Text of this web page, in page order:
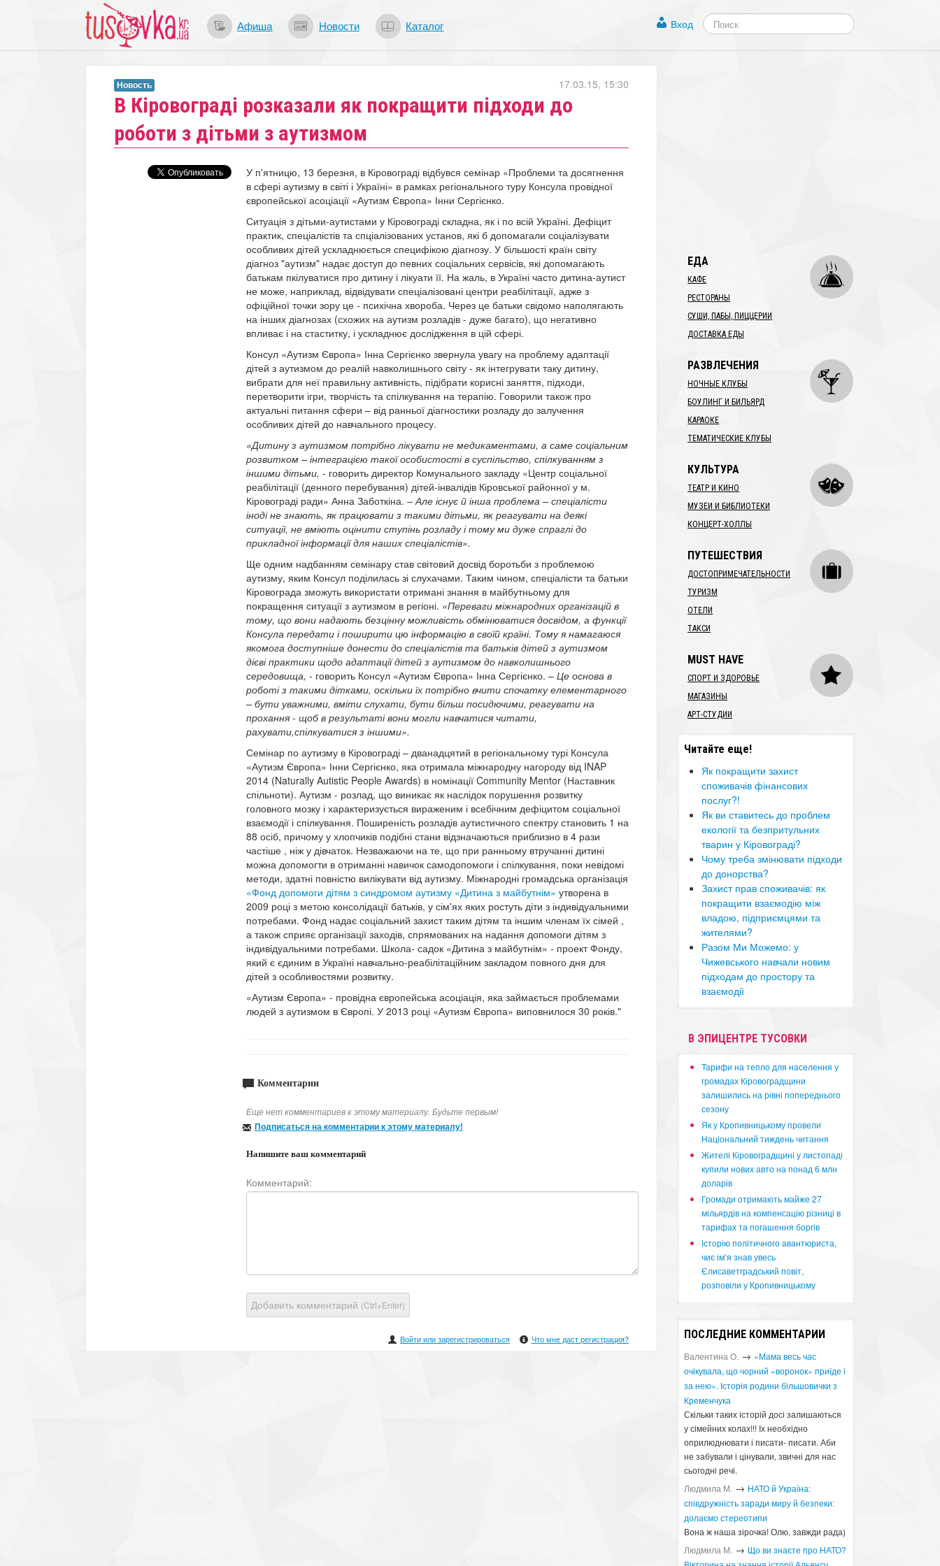
Афиша Новости Каталог Вход
В Кіровограді розказали як покращити підходи до
роботи з дітьми з аутизмом
17.03.15, 15:30
Новость
У п'ятницю, 13 березня, в Кіровограді відбувся семінар «Проблеми та досягнення
в сфері аутизму в світі і Україні» в рамках регіонального туру Консула провідної
європейської асоціації «Аутизм Європа» Інни Сергієнко.
Ситуація з дітьми-аутистами у Кіровограді складна, як і по всій Україні. Дефіцит
практик, спеціалістів та спціалізованих установ, які б допомагали соціалізувати
особливих дітей ускладнюється специфікою діагнозу. У більшості країн світу
діагноз "аутизм" надає доступ до певних соціальних сервісів, які допомагають
батькам пкілуватися про дитину і лікуати її. На жаль, в Україні часто дитина-аутист
не може, наприклад, відвідувати спеціалізовані центри реабілітації, адже з
офіційної точки зору це - психічна хвороба. Через це батьки свідомо наполягають
на інших діагнозах (схожих на аутизм розладів - дуже багато), що негативно
впливає і на стаститку, і ускладнює дослідження в цій сфері.
Консул «Аутизм Європа» Інна Сергієнко звернула увагу на проблему адаптації
дітей з аутизмом до реалій навколишнього світу - як інтегрувати таку дитину,
вибрати для неї правильну активність, підібрати корисні заняття, підходи,
перетворити ігри, творчість та спілкування на терапію. Говорили також про
актуальні питання сфери – від ранньої діагностики розладу до залучення
особливих дітей до навчального процесу.
«Дитину з аутизмом потрібно лікувати не медикаментами, а саме соціальним
розвитком – інтеграцією такої особистості в суспільство, спілкуванням з
іншими дітьми, - говорить директор Комунального закладу «Центр соціальної
реабілітації (денного перебування) дітей-інвалідів Кіровської районної у м.
Кіровограді ради» Анна Заботкіна. – Але існує й інша проблема – спеціалісти
іноді не знають, як працювати з такими дітьми, як реагувати на деякі
ситуації, не вміють оцінити ступінь розладу і тому ми дуже спраглі до
прикладної інформації для наших спеціалістів».
Ще одним надбанням семінару став світовий досвід боротьби з проблемою
аутизму, яким Консул поділилась зі слухачами. Таким чином, спеціалісти та батьки
Кіровограда зможуть використати отримані знання в майбутньому для
покращення ситуації з аутизмом в регіоні. «Переваги міжнародних організацій в
тому, що вони надають безцінну можливість обмінюватися досвідом, а функції
Консула передати і поширити цю інформацію в своїй країні. Тому я намагаюся
якомога доступніше донести до спеціалістів та батьків дітей з аутизмом
дієві практики щодо адаптації дітей з аутизмом до навколишнього
середовища, - говорить Консул «Аутизм Європа» Інна Сергієнко. – Це основа в
роботі з такими дітками, оскільки їх потрібно вчити спочатку елементарного
– бути уважними, вміти слухати, бути більш посидючими, реагувати на
прохання - щоб в результаті вони могли навчатися читати,
рахувати,спілкуватися з іншими».
Семінар по аутизму в Кіровограді – дванадцятий в регіональному турі Консула
«Аутизм Європа» Інни Сергієнко, яка отримала міжнародну нагороду від INAP
2014 (Naturally Autistic People Awards) в номінації Community Mentor (Наставник
спільноти). Аутизм - розлад, що виникає як наслідок порушення розвитку
головного мозку і характеризується вираженим і всебічним дефіцитом соціальної
взаємодії і спілкування. Поширеність розладів аутистичного спектру становить 1 на
88 осіб, причому у хлопчиків подібні стани відзначаються приблизно в 4 рази
частіше , ніж у дівчаток. Незважаючи на те, що при ранньому втручанні дитині
можна допомогти в отриманні навичок самодопомоги і спілкування, поки невідомі
методи, здатні повністю вилікувати від аутизму. Міжнародні громадська організація
«Фонд допомоги дітям з синдромом аутизму «Дитина з майбутнім» утворена в
2009 році з метою консолідації батьків, у сім'ях яких ростуть діти з індивідуальними
потребами. Фонд надає соціальний захист таким дітям та іншим членам їх сімей ,
а також сприяє організації заходів, спрямованих на надання допомоги дітям з
індивідуальними потребами. Школа- садок «Дитина з майбутнім» - проект Фонду,
який є єдиним в Україні навчально-реабілітаційним закладом повного дня для
дітей з особливостями розвитку.
«Аутизм Європа» - провідна європейська асоціація, яка займається проблемами
людей з аутизмом в Європі. У 2013 році «Аутизм Європа» виповнилося 30 років."
Комментарии
Еще нет комментариев к этому материалу. Будьте первым!
Подписаться на комментарии к этому материалу!
Напишите ваш комментарий
Комментарий:
Добавить комментарий (Ctrl+Enter)
Войти или зарегистрироваться Что мне даст регистрация?
ЕДА
КАФЕ
РЕСТОРАНЫ
СУШИ, ПАБЫ, ПИЦЦЕРИИ
ДОСТАВКА ЕДЫ
РАЗВЛЕЧЕНИЯ
НОЧНЫЕ КЛУБЫ
БОУЛИНГ И БИЛЬЯРД
КАРАОКЕ
ТЕМАТИЧЕСКИЕ КЛУБЫ
КУЛЬТУРА
ТЕАТР И КИНО
МУЗЕИ И БИБЛИОТЕКИ
КОНЦЕРТ-ХОЛЛЫ
ПУТЕШЕСТВИЯ
ДОСТОПРИМЕЧАТЕЛЬНОСТИ
ТУРИЗМ
ОТЕЛИ
ТАКСИ
MUST HAVE
СПОРТ И ЗДОРОВЬЕ
МАГАЗИНЫ
АРТ-СТУДИИ
Читайте еще!
​Як покращити захист
споживачів фінансових
послуг?!
Як ви ставитесь до проблем
екології та безпритульних
тварин у Кіровограді?
Чому треба змінювати підходи
до донорства?
Захист прав споживачів: як
покращити взаємодію між
владою, підприємцями та
жителями?
​Разом Ми Можемо: у
Чижевського навчали новим
підходам до простору та
взаємодії
В ЭПИЦЕНТРЕ ТУСОВКИ
​Тарифи на тепло для населення у
громадах Кіровоградщини
залишились на рівні попереднього
сезону
​Як у Кропивницькому провели
Національний тиждень читання
​Жителі Кіровоградщині у листопаді
купили нових авто на понад 6 млн
доларів
​Громади отримають майже 27
мільярдів на компенсацію різниці в
тарифах та погашення боргів
Історію політичного авантюриста,
чиє ім’я знав увесь
Єлисаветградський повіт,
розповіли у Кропивницькому
ПОСЛЕДНИЕ КОММЕНТАРИИ
Валентина О. → «Мама весь час
очікувала, що чорний «воронок» приїде і
за нею». Історія родини більшовички з
Кременчука
Скільки таких історій досі залишаються
у сімейних колах!!! Іх необхідно
оприлюднювати і писати- писати. Аби
не забували і цінували, звичні для нас
сьогодні речі.
Людмила М. → ​НАТО й Україна:
співдружність заради миру й безпеки:
долаємо стереотипи
Вона ж наша зірочка! Олю, завжди рада)
Людмила М. → Що ви знаєте про НАТО?